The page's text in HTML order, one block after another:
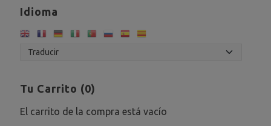
Idioma
Tu Carrito (0)
El carrito de la compra está vacío